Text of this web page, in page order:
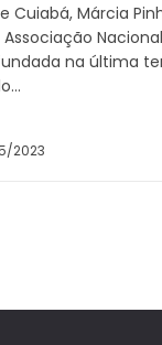
Cuiabá, Márcia
na última
2023